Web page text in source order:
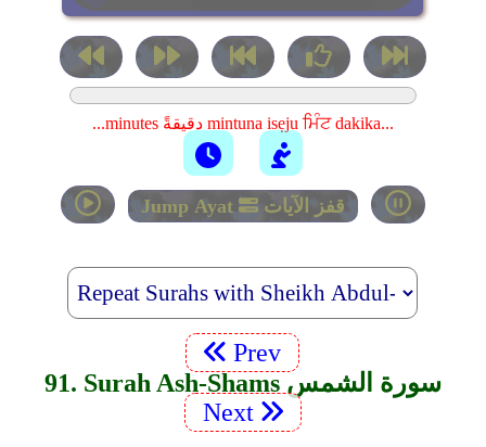
...minutes دقيقةً mintuna isẹju ਮਿੰਟ dakika...
Jump Ayat قفز الآيات
Prev
91. Surah Ash-Shams سورة الشمس
Next